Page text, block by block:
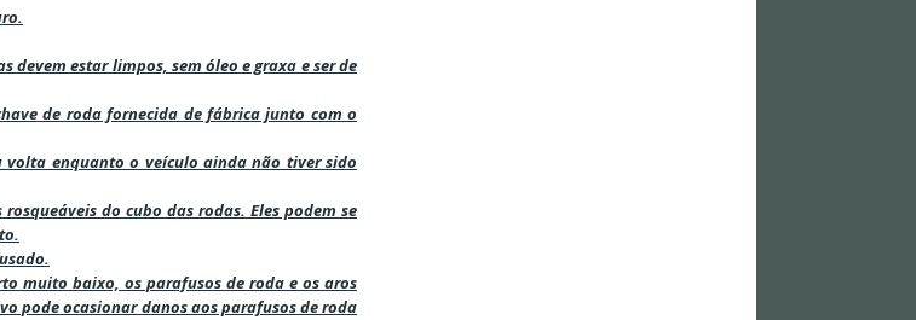
devem estar limpos, sem óleo e graxa e ser de
de roda fornecida de fábrica junto com o
volta enquanto o veículo ainda não tiver sido
do cubo das rodas. Eles podem se
muito baixo, os parafusos de roda e os aros
pode ocasionar danos aos parafusos de roda